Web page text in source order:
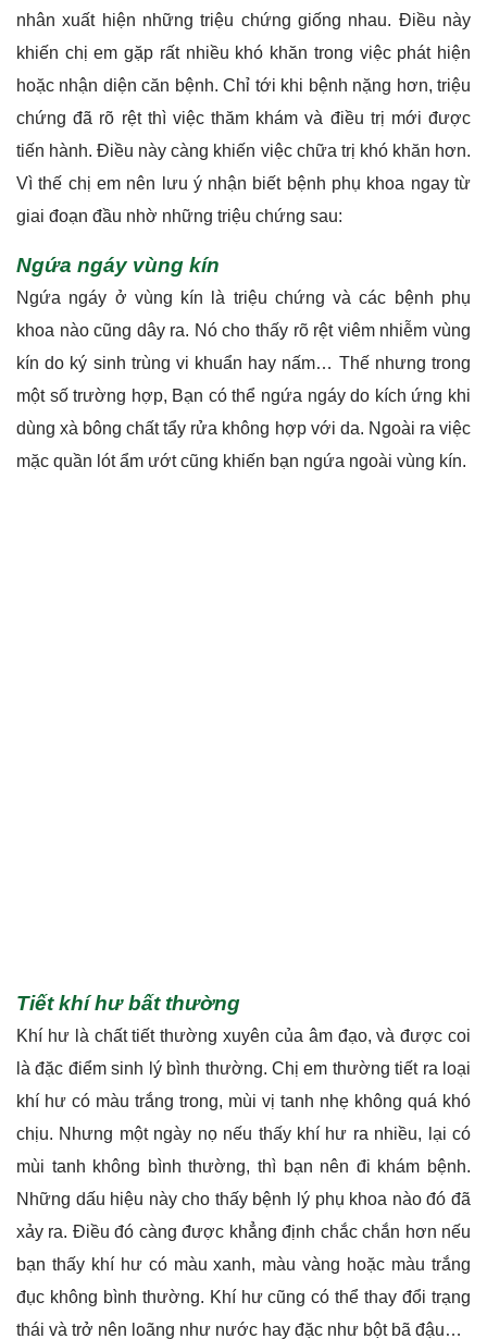
nhân xuất hiện những triệu chứng giống nhau. Điều này
khiến chị em gặp rất nhiều khó khăn trong việc phát hiện
hoặc nhận diện căn bệnh. Chỉ tới khi bệnh nặng hơn, triệu
chứng đã rõ rệt thì việc thăm khám và điều trị mới được
tiến hành. Điều này càng khiến việc chữa trị khó khăn hơn.
Vì thế chị em nên lưu ý nhận biết bệnh phụ khoa ngay từ
giai đoạn đầu nhờ những triệu chứng sau:
Ngứa ngáy vùng kín
Ngứa ngáy ở vùng kín là triệu chứng và các bệnh phụ
khoa nào cũng dây ra. Nó cho thấy rõ rệt viêm nhiễm vùng
kín do ký sinh trùng vi khuẩn hay nấm… Thế nhưng trong
một số trường hợp, Bạn có thể ngứa ngáy do kích ứng khi
dùng xà bông chất tẩy rửa không hợp với da. Ngoài ra việc
mặc quần lót ẩm ướt cũng khiến bạn ngứa ngoài vùng kín.
Những dấu hiệu này cho thấy bệnh lý phụ khoa nào đó đã
xảy ra. Điều đó càng được khẳng định chắc chắn hơn nếu
bạn thấy khí hư có màu xanh, màu vàng hoặc màu trắng
đục không bình thường. Khí hư cũng có thể thay đổi trạng
thái và trở nên loãng như nước hay đặc như bột bã đậu…
Tiểu tiện bất thường
Bệnh phụ khoa phần nhiều xuất hiện do sự tấn công của
tác nhân gây hại, do đó chúng có khả năng lây lan đến các
vị trí khác nhau, ví dụ như đường tiết niệu. Tiểu tiện khó
khăn, đau buốt, tiểu nhỏ giọt… là những triệu chứng của